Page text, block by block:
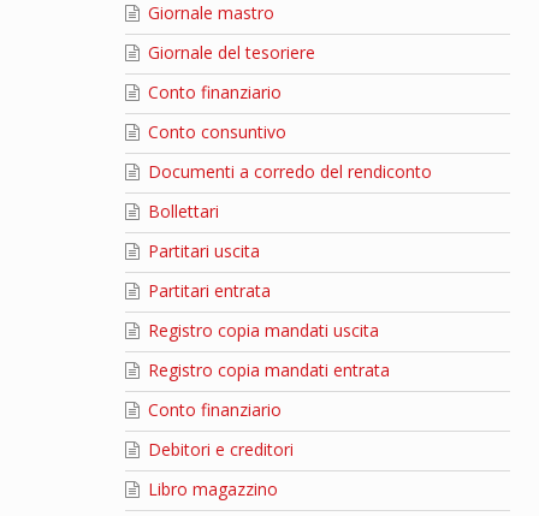
Giornale mastro
Giornale del tesoriere
Conto finanziario
Conto consuntivo
Documenti a corredo del rendiconto
Bollettari
Partitari uscita
Partitari entrata
Registro copia mandati uscita
Registro copia mandati entrata
Conto finanziario
Debitori e creditori
Libro magazzino